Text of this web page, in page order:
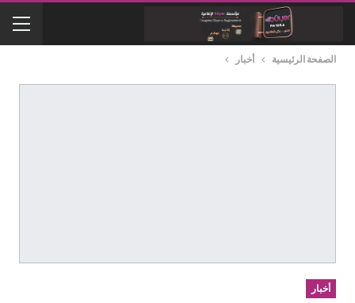
الصفحة الرئيسية أخبار
أخبار